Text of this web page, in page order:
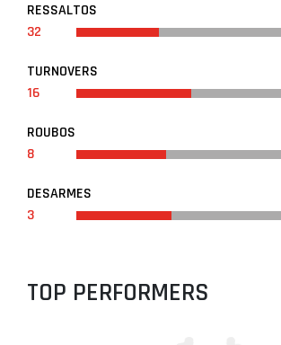
RESSALTOS
32
TURNOVERS
16
ROUBOS
8
DESARMES
3
TOP PERFORMERS